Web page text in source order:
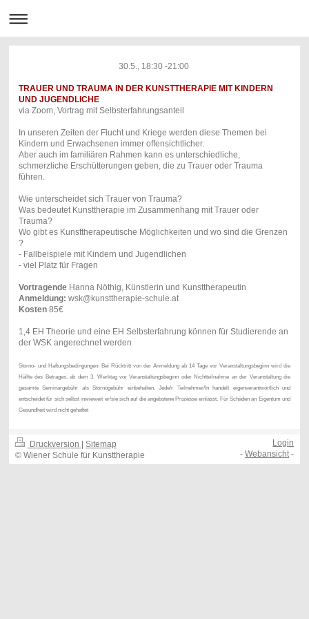
30.5., 18:30 -21:00
TRAUER UND TRAUMA IN DER KUNSTTHERAPIE MIT KINDERN
UND JUGENDLICHE
via Zoom, Vortrag mit Selbsterfahrungsanteil
In unseren Zeiten der Flucht und Kriege werden diese Themen bei
Kindern und Erwachsenen immer offensichtlicher.
Aber auch im familiären Rahmen kann es unterschiedliche,
schmerzliche Erschütterungen geben, die zu Trauer oder Trauma
führen.
Wie unterscheidet sich Trauer von Trauma?
Was bedeutet Kunsttherapie im Zusammenhang mit Trauer oder
Trauma?
Wo gibt es Kunsttherapeutische Möglichkeiten und wo sind die Grenzen
?
- Fallbeispiele mit Kindern und Jugendlichen
- viel Platz für Fragen
VortragendeHanna Nöthig, Künstlerin und Kunsttherapeutin
Anmeldung: wsk@kunsttherapie-schule.at
Kosten85€
1,4 EH Theorie und eine EH Selbsterfahrung können für Studierende an
der WSK angerechnet werden
Storno- und Haftungsbedingungen: Bei Rücktritt von der Anmeldung ab 14 Tage vor Veranstaltungsbeginn wird die
Hälfte des Betrages, ab dem 3. Werktag vor Veranstaltungsbeginn oder Nichtteilnahme an der Veranstaltung die
gesamte Seminargebühr als Stornogebühr einbehalten. Jede/r Teilnehmer/In handelt eigenverantwortlich und
entscheidet für sich selbst inwieweit er/sie sich auf die angebotene Prozesse einlässt. Für Schäden an Eigentum und
Gesundheit wird nicht gehaftet
Druckversion
Sitemap
© Wiener Schule für Kunsttherapie
Login
-Webansicht-